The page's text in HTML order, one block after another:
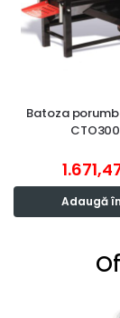
Batoza
Adaugă